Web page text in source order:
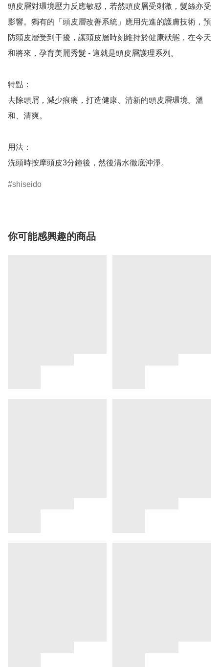
頭皮層對環境壓力反應敏感，若然頭皮層受刺激，髮絲亦受
影響。獨有的「頭皮層改善系統」應用先進的護膚技術，預
防頭皮層受到干擾，讓頭皮層時刻維持於健康狀態，在今天
和將來，孕育美麗秀髮 - 這就是頭皮層護理系列。
特點：
去除頭屑，減少痕癢，打造健康、清新的頭皮層環境。溫
和、清爽。
用法：
洗頭時按摩頭皮3分鐘後，然後清水徹底沖淨。
shiseido
你可能感興趣的商品